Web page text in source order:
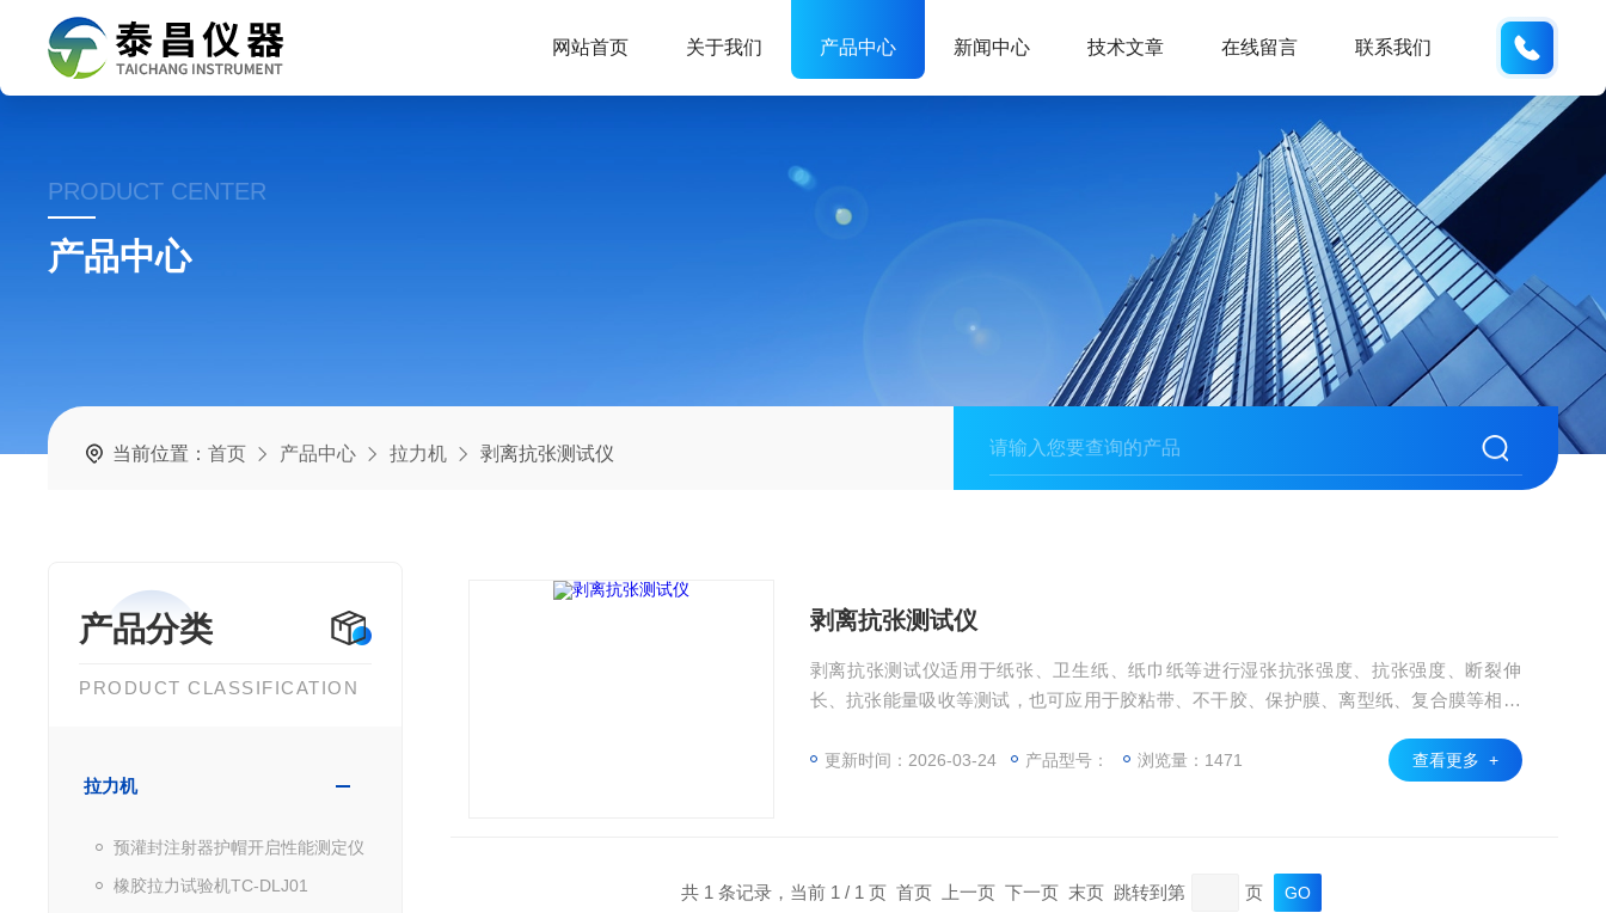
网站首页 关于我们 产品中心 新闻中心 技术文章 在线留言 联系我们
PRODUCT CENTER
产品中心
当前位置：首页 产品中心 拉力机 剥离抗张测试仪
产品分类
PRODUCT CLASSIFICATION
拉力机
预灌封注射器护帽开启性能测定仪
橡胶拉力试验机TC-DLJ01
剥离抗张测试仪
剥离抗张测试仪适用于纸张、卫生纸、纸巾纸等进行湿张抗张强度、抗张强度、断裂伸
长、抗张能量吸收等测试，也可应用于胶粘带、不干胶、保护膜、离型纸、复合膜等相关
更新时间：2026-03-24 产品型号： 浏览量：1471 查看更多 +
共 1 条记录，当前 1 / 1 页 首页 上一页 下一页 末页 跳转到第 页